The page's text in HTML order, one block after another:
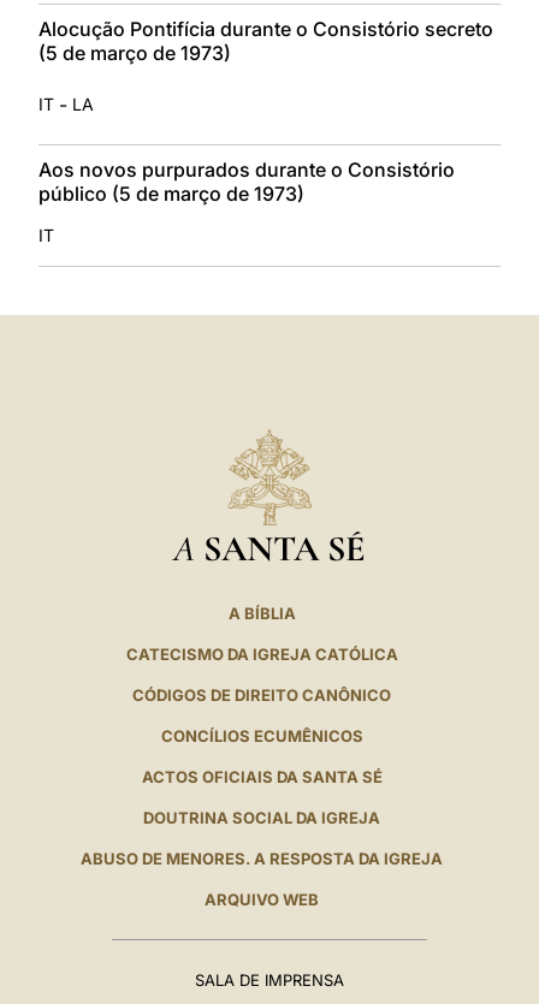
Alocução Pontifícia durante o Consistório secreto
(5 de março de 1973)
IT - LA
Aos novos purpurados durante o Consistório
público (5 de março de 1973)
IT
A SANTA SÉ
A BÍBLIA
CATECISMO DA IGREJA CATÓLICA
CÓDIGOS DE DIREITO CANÔNICO
CONCÍLIOS ECUMÊNICOS
ACTOS OFICIAIS DA SANTA SÉ
DOUTRINA SOCIAL DA IGREJA
ABUSO DE MENORES. A RESPOSTA DA IGREJA
ARQUIVO WEB
SALA DE IMPRENSA